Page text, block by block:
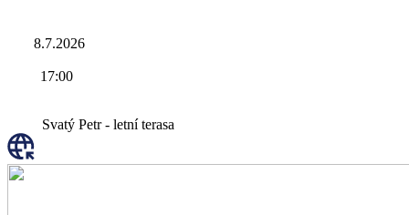
8.7.2026
17:00
Svatý Petr - letní terasa